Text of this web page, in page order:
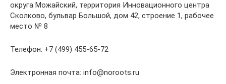
округа Можайский, территория Инновационного центра
Сколково, бульвар Большой, дом 42, строение 1, рабочее
место № 8
Телефон: +7 (499) 455-65-72
Электронная почта: info@noroots.ru